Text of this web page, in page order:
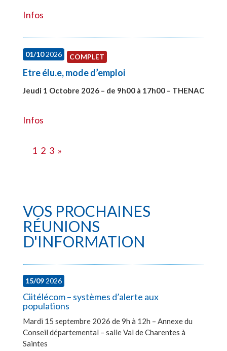
Infos
01/102026 COMPLET
Etre élu.e, mode d’emploi
Jeudi 1 Octobre 2026 – de 9h00 à 17h00 – THENAC
Infos
1 2 3 »
VOS PROCHAINES
RÉUNIONS
D'INFORMATION
15/092026
Ciitélécom – systèmes d’alerte aux
populations
Mardi 15 septembre 2026 de 9h à 12h – Annexe du
Conseil départemental – salle Val de Charentes à
Saintes